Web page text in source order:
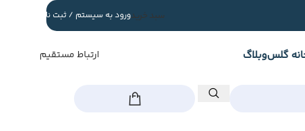
سبد خریدورود به سیستم / ثبت نام
گلسوبلاگ ارتباط مستقیم